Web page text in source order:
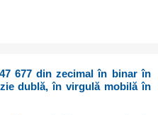
677 din zecimal în binar în
dublă, în virgulă mobilă în